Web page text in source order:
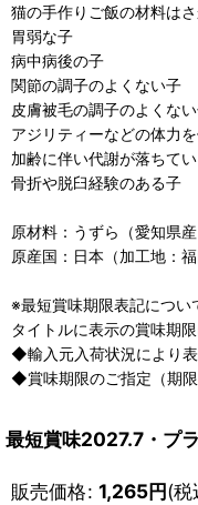
猫の手作りご飯の材料は
胃弱な子
病中病後の子
関節の調子のよくない子
皮膚被毛の調子のよくな
アジリティーなどの体力
加齢に伴い代謝が落ちて
骨折や脱臼経験のある子
原材料：うずら（愛知県産
原産国：日本（加工地：福
※最短賞味期限表記につい
タイトルに表示の賞味期
◆輸入元入荷状況により表
◆賞味期限のご指定（期限
最短賞味2027.7・プ
販売価格: 1,265円(税